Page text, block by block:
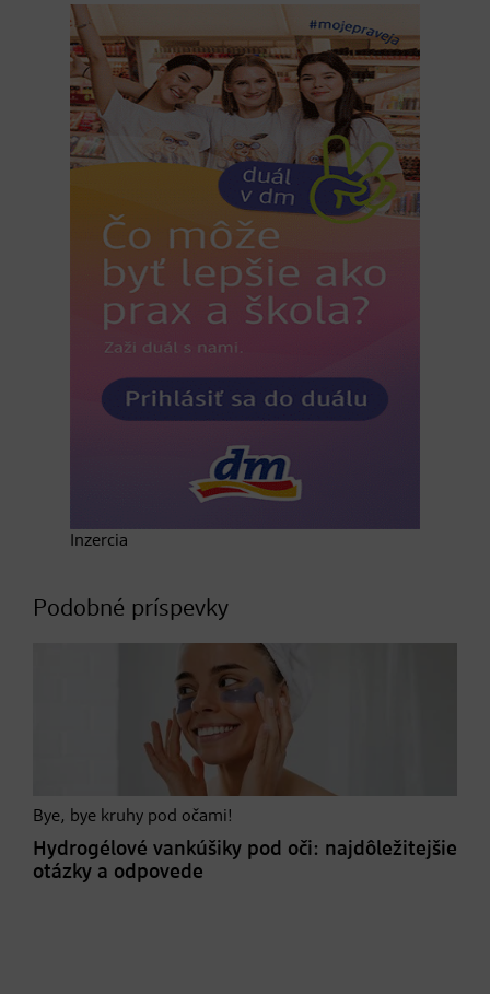
Inzercia
Podobné príspevky
Bye, bye kruhy pod očami!
Hydrogélové vankúšiky pod oči: najdôležitejšie
otázky a odpovede